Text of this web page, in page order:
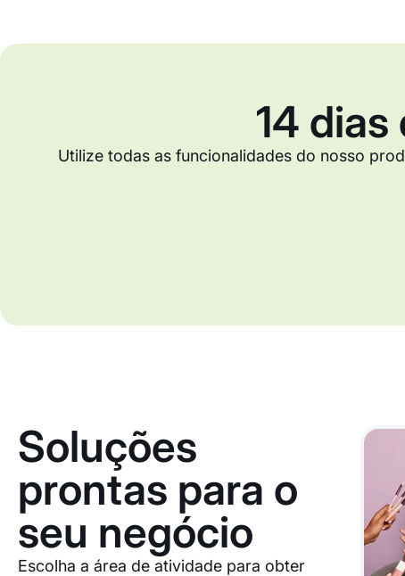
14
Utilize todas as funcionalidades do nosso
Soluções
prontas para o
seu negócio
Escolha a área de atividade para obter